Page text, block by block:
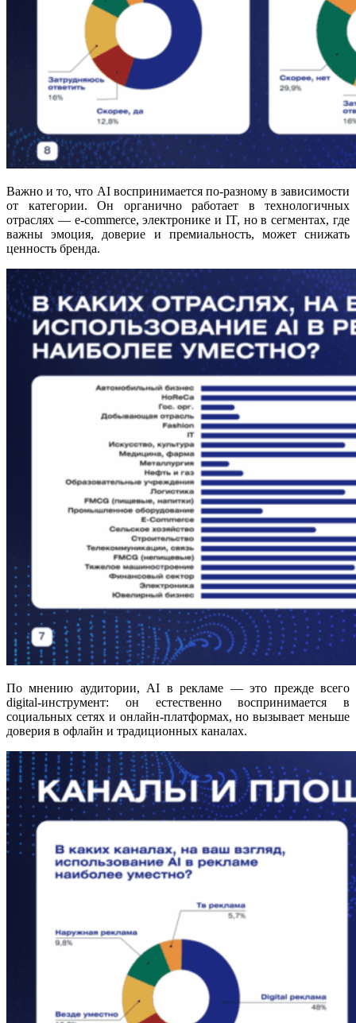
Важно и то, что AI воспринимается по-разному в зависимости
от категории. Он органично работает в технологичных
отраслях — e-commerce, электронике и IT, но в сегментах, где
важны эмоция, доверие и премиальность, может снижать
ценность бренда.
По мнению аудитории, AI в рекламе — это прежде всего
digital-инструмент: он естественно воспринимается в
социальных сетях и онлайн-платформах, но вызывает меньше
доверия в офлайн и традиционных каналах.